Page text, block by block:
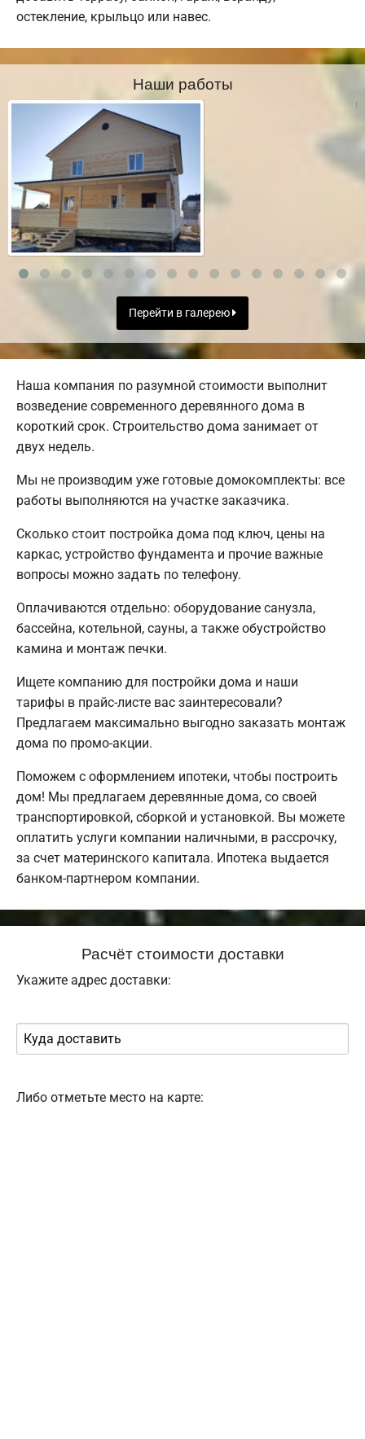
остекление, крыльцо или навес.
Наши работы
Перейти в галерею
Наша компания по разумной стоимости выполнит
возведение современного деревянного дома в
короткий срок. Строительство дома занимает от
двух недель.
Мы не производим уже готовые домокомплекты: все
работы выполняются на участке заказчика.
Сколько стоит постройка дома под ключ, цены на
каркас, устройство фундамента и прочие важные
вопросы можно задать по телефону.
Оплачиваются отдельно: оборудование санузла,
бассейна, котельной, сауны, а также обустройство
камина и монтаж печки.
Ищете компанию для постройки дома и наши
тарифы в прайс-листе вас заинтересовали?
Предлагаем максимально выгодно заказать монтаж
дома по промо-акции.
Поможем с оформлением ипотеки, чтобы построить
дом! Мы предлагаем деревянные дома, со своей
транспортировкой, сборкой и установкой. Вы можете
оплатить услуги компании наличными, в рассрочку,
за счет материнского капитала. Ипотека выдается
банком-партнером компании.
Расчёт стоимости доставки
Укажите адрес доставки:
Либо отметьте место на карте: